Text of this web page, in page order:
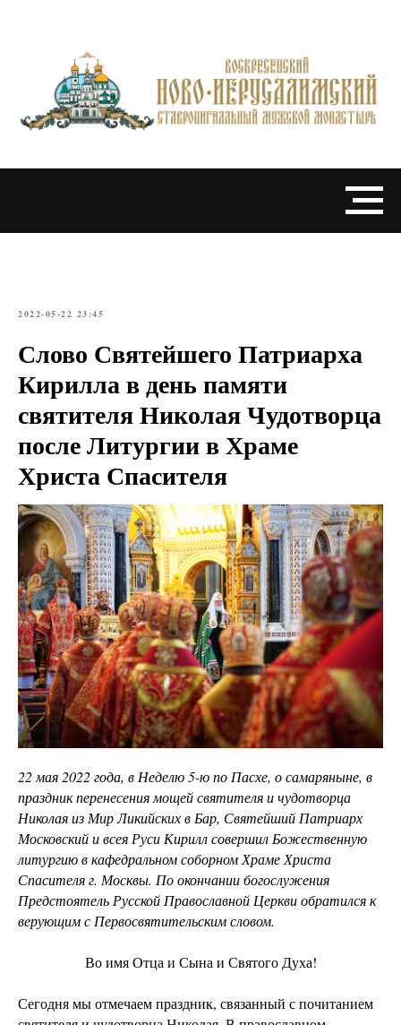
2022-05-22 23:45
Слово Святейшего Патриарха
Кирилла в день памяти
святителя Николая Чудотворца
после Литургии в Храме
Христа Спасителя
22 мая 2022 года, в Неделю 5-ю по Пасхе, о самаряныне, в
праздник перенесения мощей святителя и чудотворца
Николая из Мир Ликийских в Бар, Святейший Патриарх
Московский и всея Руси Кирилл совершил Божественную
литургию в кафедральном соборном Храме Христа
Спасителя г. Москвы. По окончании богослужения
Предстоятель Русской Православной Церкви обратился к
верующим с Первосвятительским словом.
Во имя Отца и Сына и Святого Духа!
Сегодня мы отмечаем праздник, связанный с почитанием